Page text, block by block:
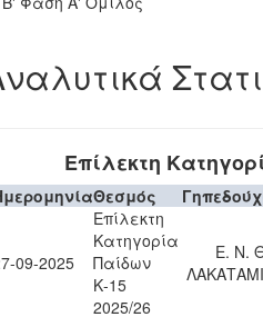
Επίλεκτη
Θεσμός
09-2025
Επίλεκτη
Κατηγορία
Παίδων
Κ-15
2025/26
Ε. Ν.